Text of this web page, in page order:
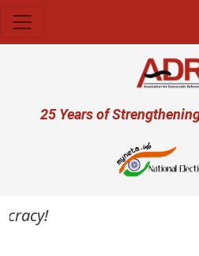
User account
25 Years of